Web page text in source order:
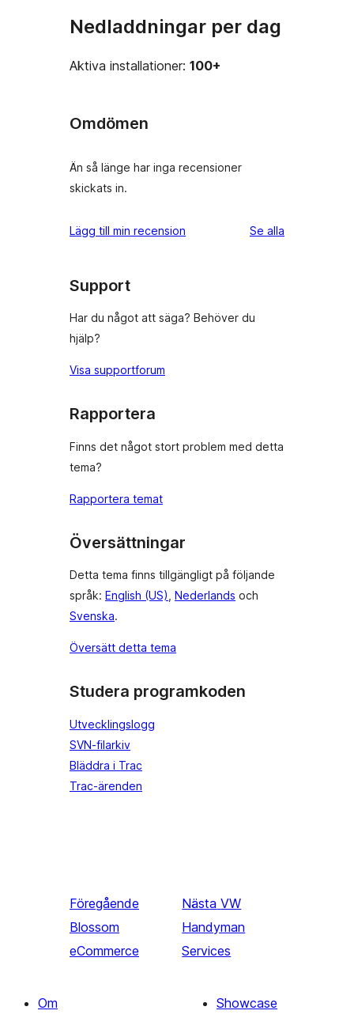
Nedladdningar per dag
Aktiva installationer: 100+
Omdömen
Än så länge har inga recensioner
skickats in.
Lägg till min recension Se alla
Support
Har du något att säga? Behöver du
hjälp?
Visa supportforum
Rapportera
Finns det något stort problem med detta
tema?
Rapportera temat
Översättningar
Detta tema finns tillgängligt på följande
språk: English (US), Nederlands och
Svenska.
Översätt detta tema
Studera programkoden
Utvecklingslogg
SVN-filarkiv
Bläddra i Trac
Trac-ärenden
Föregående
Blossom
eCommerce
Nästa VW
Handyman
Services
Om
Showcase